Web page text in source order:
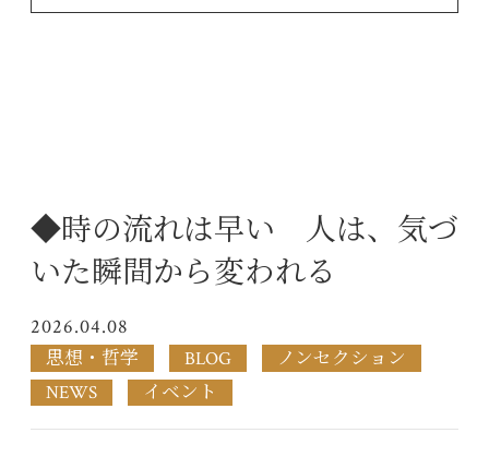
◆時の流れは早い 人は、気づ
いた瞬間から変われる
2026.04.08
思想・哲学 BLOG
ノンセクション
NEWS
イベント